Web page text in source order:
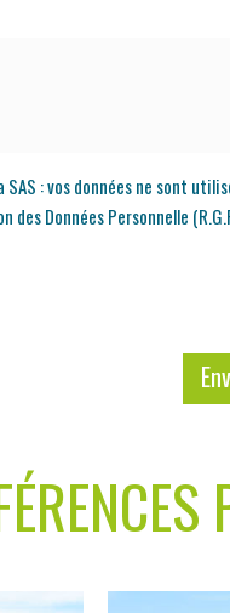
: vos données ne sont
Données Personnelle